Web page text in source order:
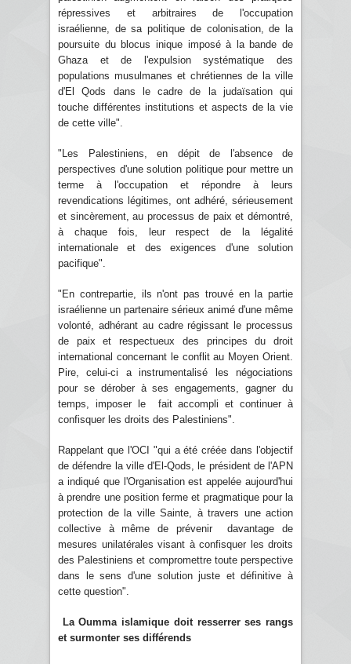
répressives et arbitraires de l'occupation
israélienne, de sa politique de colonisation, de la
poursuite du blocus inique imposé à la bande de
Ghaza et de l'expulsion systématique des
populations musulmanes et chrétiennes de la ville
d'El Qods dans le cadre de la judaïsation qui
touche différentes institutions et aspects de la vie
de cette ville".
"Les Palestiniens, en dépit de l'absence de
perspectives d'une solution politique pour mettre un
terme à l'occupation et répondre à leurs
revendications légitimes, ont adhéré, sérieusement
et sincèrement, au processus de paix et démontré,
à chaque fois, leur respect de la légalité
internationale et des exigences d'une solution
pacifique".
"En contrepartie, ils n'ont pas trouvé en la partie
israélienne un partenaire sérieux animé d'une même
volonté, adhérant au cadre régissant le processus
de paix et respectueux des principes du droit
international concernant le conflit au Moyen Orient.
Pire, celui-ci a instrumentalisé les négociations
pour se dérober à ses engagements, gagner du
temps, imposer le fait accompli et continuer à
confisquer les droits des Palestiniens".
Rappelant que l'OCI "qui a été créée dans l'objectif
de défendre la ville d'El-Qods, le président de l'APN
a indiqué que l'Organisation est appelée aujourd'hui
à prendre une position ferme et pragmatique pour la
protection de la ville Sainte, à travers une action
collective à même de prévenir davantage de
mesures unilatérales visant à confisquer les droits
des Palestiniens et compromettre toute perspective
dans le sens d'une solution juste et définitive à
cette question".
La Oumma islamique doit resserrer ses rangs
et surmonter ses différends